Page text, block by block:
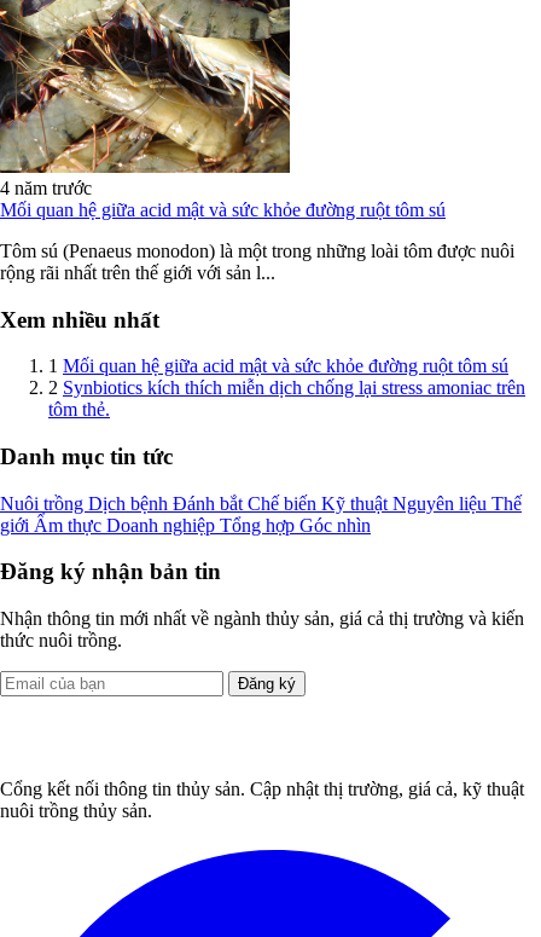
4 năm trước
Mối quan hệ giữa acid mật và sức khỏe đường ruột tôm sú
Tôm sú (Penaeus monodon) là một trong những loài tôm được nuôi
rộng rãi nhất trên thế giới với sản l...
Xem nhiều nhất
1 Mối quan hệ giữa acid mật và sức khỏe đường ruột tôm sú
2 Synbiotics kích thích miễn dịch chống lại stress amoniac trên
tôm thẻ.
Danh mục tin tức
Nuôi trồng Dịch bệnh Đánh bắt Chế biến Kỹ thuật Nguyên liệu Thế
giới Ẩm thực Doanh nghiệp Tổng hợp Góc nhìn
Đăng ký nhận bản tin
Nhận thông tin mới nhất về ngành thủy sản, giá cả thị trường và kiến
thức nuôi trồng.
Đăng ký
Cổng kết nối thông tin thủy sản. Cập nhật thị trường, giá cả, kỹ thuật
nuôi trồng thủy sản.